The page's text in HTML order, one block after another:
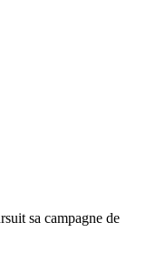
sa campagne de